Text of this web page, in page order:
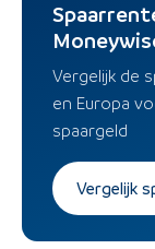
Vergelijk de
en Europa
spaargeld
Vergelijk